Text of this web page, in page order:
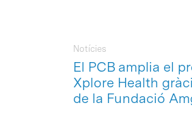
El PCB amplia el
Xplore Health
de la Fundació
Notícies